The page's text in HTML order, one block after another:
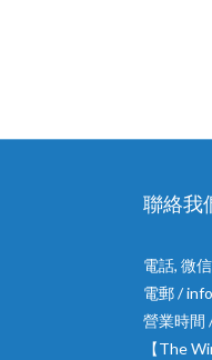
聯絡我
電話, 微
電郵 /
營業時間
【The